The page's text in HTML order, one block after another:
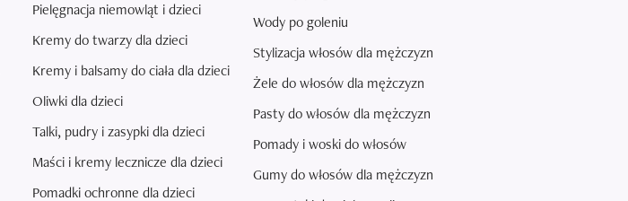
Pielęgnacja niemowląt i dzieci
Kremy do twarzy dla dzieci
Kremy i balsamy do ciała dla dzieci
Oliwki dla dzieci
Talki, pudry i zasypki dla dzieci
Maści i kremy lecznicze dla dzieci
Pomadki ochronne dla dzieci
Wody po goleniu
Stylizacja włosów dla mężczyzn
Żele do włosów dla mężczyzn
Pasty do włosów dla mężczyzn
Pomady i woski do włosów
Gumy do włosów dla mężczyzn